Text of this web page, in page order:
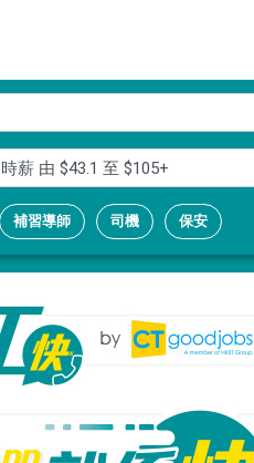
時薪由 $43.1 至 $105+
補習導師 司機 保安